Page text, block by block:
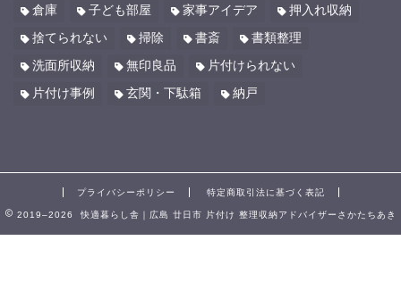
倉庫 子ども部屋 家事アイデア 押入れ収納
捨てられない 掃除 書斎 書類整理
洗面所収納 無印良品 片付けられない
片付け事例 玄関・下駄箱 納戸
プライバシーポリシー 特定商取引法に基づく表記
2019–2026 快適暮らし舎｜広島 廿日市 片付け 整理収納アドバイザーさかたちあき